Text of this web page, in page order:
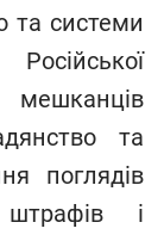
та системи
та
поглядів
штрафів і